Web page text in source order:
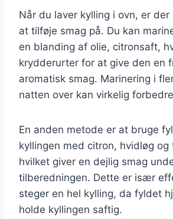
Når du laver kylling i ovn, er
at tilføje smag på. Du kan
en blanding af olie, citronsaft,
krydderurter for at give den en
aromatisk smag. Marinering i
natten over kan virkelig
En anden metode er at bruge
kyllingen med citron, hvidløg og
hvilket giver en dejlig smag
tilberedningen. Dette er især
steger en hel kylling, da fyldet
holde kyllingen saftig.